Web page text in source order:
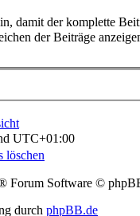
damit der komplette
der Beiträge
UTC+01:00
löschen
Forum Software ©
durch phpBB.de